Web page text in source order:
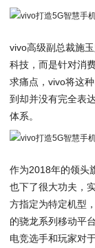
vivo高级副总裁施
科技，而是针对消
求痛点，vivo将这
到却并没有完全表
体系。
作为2018年的领头
也下了很大功夫，
方指定为特定机型
的骁龙系列移动平
电竞选手和玩家对